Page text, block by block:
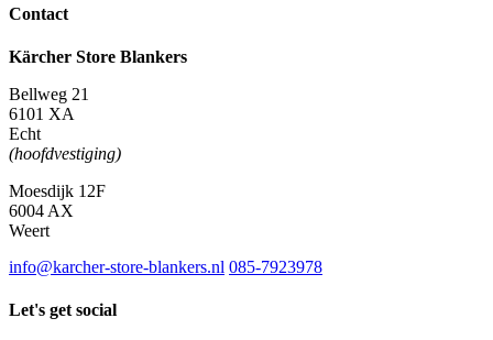
Contact
Kärcher Store Blankers
Bellweg 21
6101 XA
Echt
(hoofdvestiging)
Moesdijk 12F
6004 AX
Weert
info@karcher-store-blankers.nl 085-7923978
Let's get social